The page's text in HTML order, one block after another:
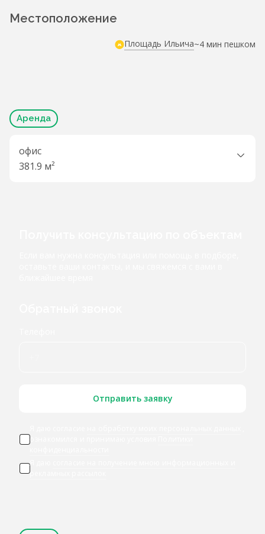
Местоположение
Площадь Ильича~4 мин пешком
Аренда
офис
381.9 м²
Отправить заявку
ознакомился и принимаю условия
Я даю
рекламных рассылок